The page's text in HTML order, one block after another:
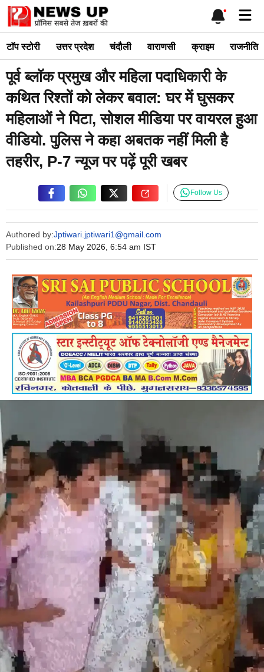
Skip
content
टाॅप स्टोरी उत्तर प्रदेश चंदौली वाराणसी क्राइम राजनीति
पूर्व ब्लॉक प्रमुख और महिला पदाधिकारी के
कथित रिश्तों को लेकर बवाल: घर में घुसकर
महिलाओं ने पिटा, सोशल मीडिया पर वायरल हुआ
वीडियो. पुलिस ने कहा अबतक नहीं मिली है
तहरीर, P-7 न्यूज पर पढ़ें पूरी खबर
Authored by:Jptiwari.jptiwari1@gmail.com
Published on:28 May 2026, 6:54 am IST
Follow Us